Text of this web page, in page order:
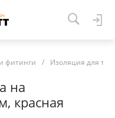
фитинги / Изоляция для
на
красная